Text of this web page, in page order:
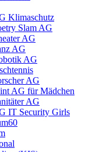
Klimaschutz
Slam AG
AG
AG
AG
AG
AG für Mädchen
AG
IT Security Girls